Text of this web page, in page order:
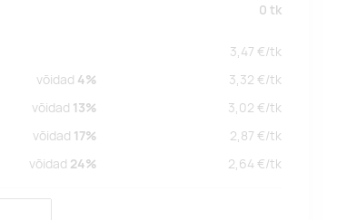
0 tk
3,47 €/tk
võidad 4% 3,32 €/tk
võidad 13% 3,02 €/tk
võidad 17% 2,87 €/tk
võidad 24% 2,64 €/tk